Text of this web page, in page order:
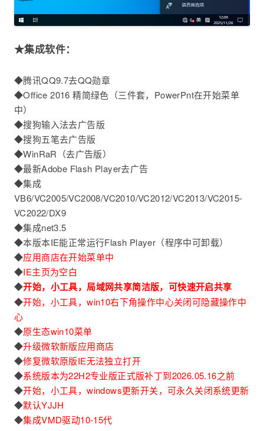
★集成软件：
◆腾讯QQ9.7去QQ勋章
◆Office 2016 精简绿色（三件套，PowerPnt在开始菜单
中）
◆搜狗输入法去广告版
◆搜狗五笔去广告版
◆WinRaR（去广告版）
◆最新Adobe Flash Player去广告
◆集成
VB6/VC2005/VC2008/VC2010/VC2012/VC2013/VC2015-
VC2022/DX9
◆集成net3.5
◆本版本IE能正常运行Flash Player（程序中可卸载）
◆应用商店在开始菜单中
◆IE主页为空白
◆开始，小工具，局域网共享简洁版，可快速开启共享
◆开始，小工具，win10右下角操作中心关闭可隐藏操作中
心
◆原生态win10菜单
◆升级微软新版应用商店
◆修复微软原版IE无法独立打开
◆系统版本为22H2专业版正式版补丁到2026.05.16之前
◆开始，小工具，windows更新开关，可永久关闭系统更新
◆默认YJJH
◆集成VMD驱动10-15代